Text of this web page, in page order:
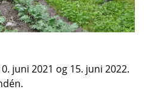
juni 2021 og 15. juni 2022.